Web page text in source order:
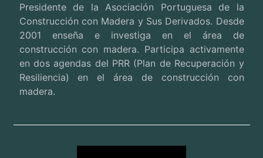
Presidente de la Asociación Portuguesa de la
Construcción con Madera y Sus Derivados. Desde
2001 enseña e investiga en el área de
construcción con madera. Participa activamente
en dos agendas del PRR (Plan de Recuperación y
Resiliencia) en el área de construcción con
madera.